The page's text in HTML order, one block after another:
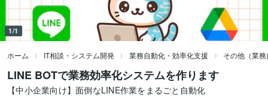
1/1
ホーム IT相談・システム開発 業務自動化・効率化支援 その他（業
LINE BOTで業務効率化システムを作ります
【中小企業向け】面倒なLINE作業をまるごと自動化